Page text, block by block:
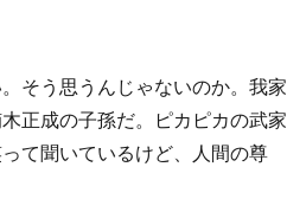
そう思うんじゃないのか。我家
正成の子孫だ。ピカピカの武家
て聞いているけど、人間の尊